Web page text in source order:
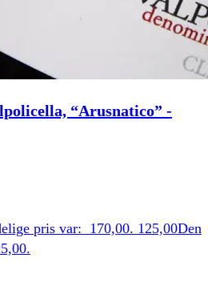
“Arusnatico” -
pris var: 170,00. 125,00Den